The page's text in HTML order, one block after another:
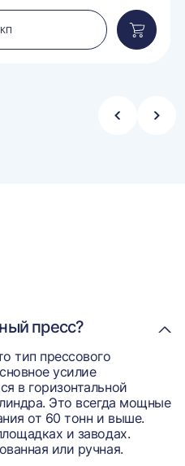
в
Стрелка
пресс?
тип прессового
усилие
в горизонтальной
Это всегда мощные
от 60 тонн и выше.
и заводах.
или ручная.